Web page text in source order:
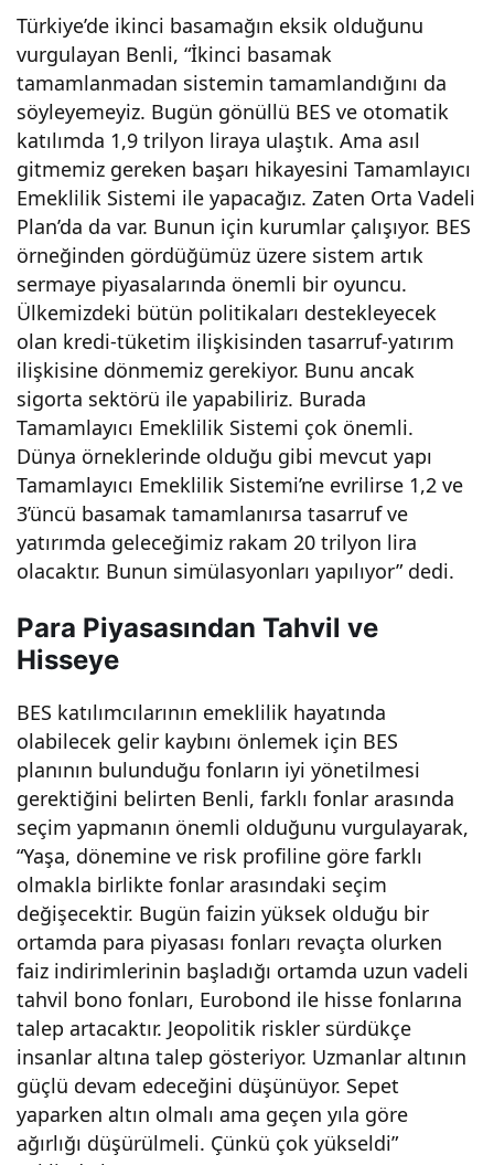
Türkiye’de ikinci basamağın eksik olduğunu
vurgulayan Benli, “İkinci basamak
tamamlanmadan sistemin tamamlandığını da
söyleyemeyiz. Bugün gönüllü BES ve otomatik
katılımda 1,9 trilyon liraya ulaştık. Ama asıl
gitmemiz gereken başarı hikayesini Tamamlayıcı
Emeklilik Sistemi ile yapacağız. Zaten Orta Vadeli
Plan’da da var. Bunun için kurumlar çalışıyor. BES
örneğinden gördüğümüz üzere sistem artık
sermaye piyasalarında önemli bir oyuncu.
Ülkemizdeki bütün politikaları destekleyecek
olan kredi-tüketim ilişkisinden tasarruf-yatırım
ilişkisine dönmemiz gerekiyor. Bunu ancak
sigorta sektörü ile yapabiliriz. Burada
Tamamlayıcı Emeklilik Sistemi çok önemli.
Dünya örneklerinde olduğu gibi mevcut yapı
Tamamlayıcı Emeklilik Sistemi’ne evrilirse 1,2 ve
3’üncü basamak tamamlanırsa tasarruf ve
yatırımda geleceğimiz rakam 20 trilyon lira
olacaktır. Bunun simülasyonları yapılıyor” dedi.
Para Piyasasından Tahvil ve
Hisseye
BES katılımcılarının emeklilik hayatında
olabilecek gelir kaybını önlemek için BES
planının bulunduğu fonların iyi yönetilmesi
gerektiğini belirten Benli, farklı fonlar arasında
seçim yapmanın önemli olduğunu vurgulayarak,
“Yaşa, dönemine ve risk profiline göre farklı
olmakla birlikte fonlar arasındaki seçim
değişecektir. Bugün faizin yüksek olduğu bir
ortamda para piyasası fonları revaçta olurken
faiz indirimlerinin başladığı ortamda uzun vadeli
tahvil bono fonları, Eurobond ile hisse fonlarına
talep artacaktır. Jeopolitik riskler sürdükçe
insanlar altına talep gösteriyor. Uzmanlar altının
güçlü devam edeceğini düşünüyor. Sepet
yaparken altın olmalı ama geçen yıla göre
ağırlığı düşürülmeli. Çünkü çok yükseldi”
ile
hay
alini
zde
ki
eme
klili
ği
yaş
bilir
z!